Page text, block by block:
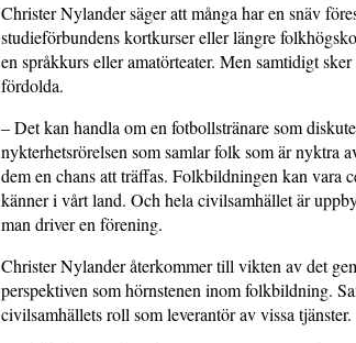
Christer Nylander säger att många har en snäv
studieförbundens kortkurser eller längre
en språkkurs eller amatörteater. Men samtidigt
fördolda.
– Det kan handla om en fotbollstränare som
nykterhetsrörelsen som samlar folk som är nyktra
dem en chans att träffas. Folkbildningen kan vara
känner i vårt land. Och hela civilsamhället är
man driver en förening.
Christer Nylander återkommer till vikten av det
perspektiven som hörnstenen inom folkbildning.
civilsamhällets roll som leverantör av vissa tjänster.